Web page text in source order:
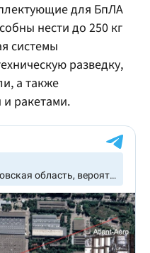
для БпЛА
нести до 250 кг
системы
разведку,
а также
ракетами.